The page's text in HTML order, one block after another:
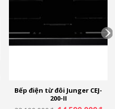
Bếp điện từ đôi Junger CEJ-
200-II